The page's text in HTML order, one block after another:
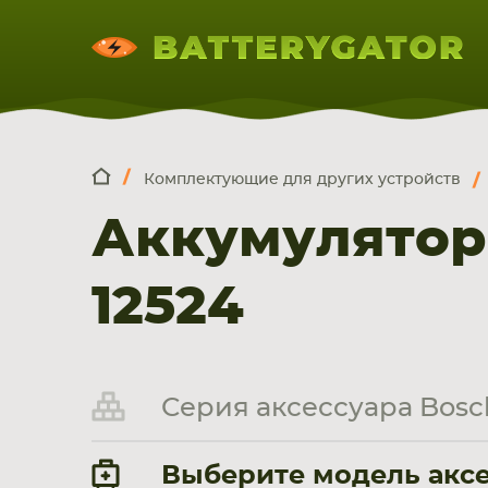
НОУТБУКА
ПЛАНШЕТА
СМАРТФОНА
Комплектующие для других устройств
12524
Серия аксессуара
Выберите модель